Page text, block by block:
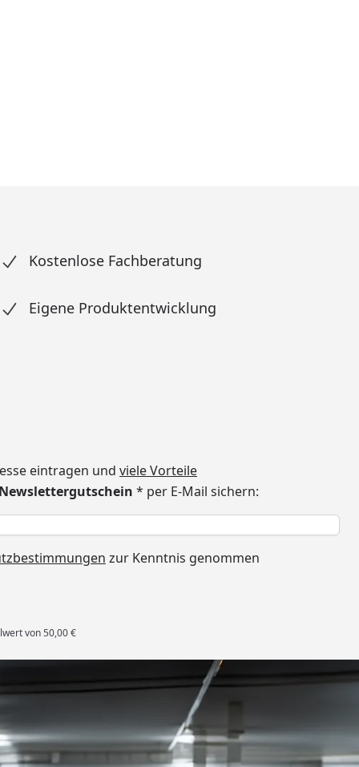
Kostenlose Fachberatung
Eigene Produktentwicklung
eintragen und viele Vorteile
* per E-Mail sichern:
zur Kenntnis genommen
von 50,00 €